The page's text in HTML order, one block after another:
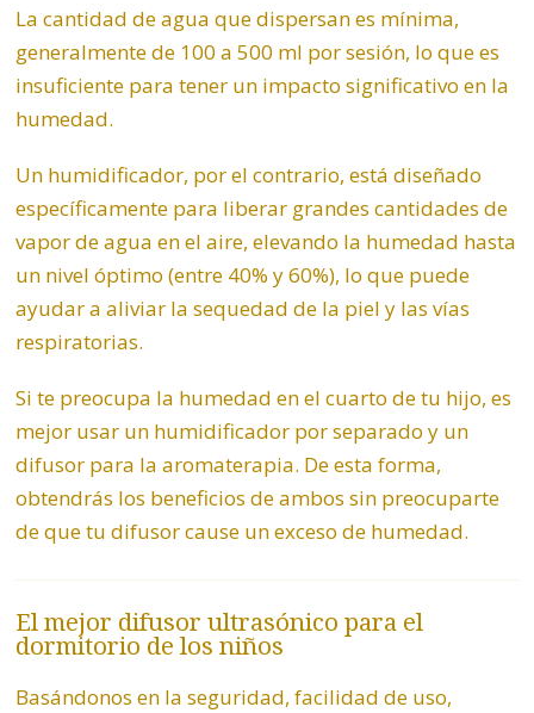
La cantidad de agua que dispersan es mínima,
generalmente de 100 a 500 ml por sesión, lo que es
insuficiente para tener un impacto significativo en la
humedad.
Un humidificador, por el contrario, está diseñado
específicamente para liberar grandes cantidades de
vapor de agua en el aire, elevando la humedad hasta
un nivel óptimo (entre 40% y 60%), lo que puede
ayudar a aliviar la sequedad de la piel y las vías
respiratorias.
Si te preocupa la humedad en el cuarto de tu hijo, es
mejor usar un humidificador por separado y un
difusor para la aromaterapia. De esta forma,
obtendrás los beneficios de ambos sin preocuparte
de que tu difusor cause un exceso de humedad.
El mejor difusor ultrasónico para el
dormitorio de los niños
Basándonos en la seguridad, facilidad de uso,